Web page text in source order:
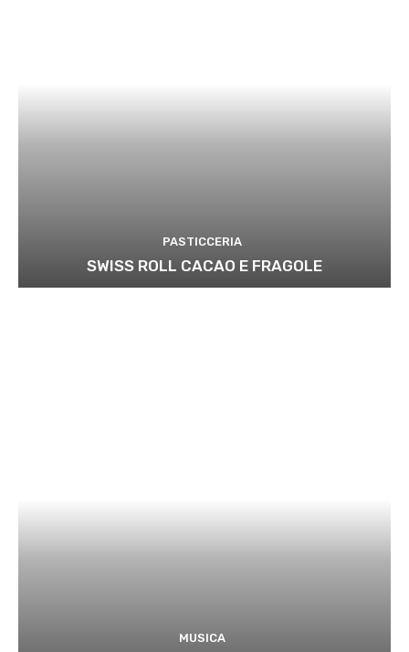
PASTICCERIA
SWISS ROLL CACAO E FRAGOLE
MUSICA